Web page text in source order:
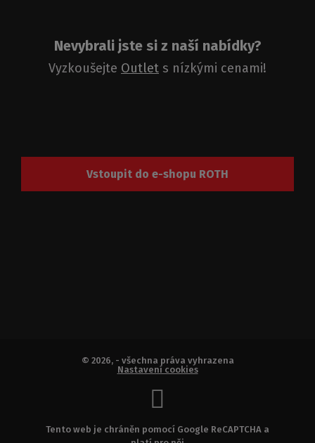
Nevybrali jste si z naší nabídky?
Vyzkoušejte Outlet s nízkými cenami!
Vstoupit do e-shopu ROTH
© 2026, - všechna práva vyhrazena
Nastavení cookies
Tento web je chráněn pomocí Google ReCAPTCHA a